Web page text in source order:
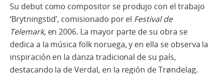
Su debut como compositor se produjo con el trabajo
‘Brytningstid’, comisionado por el Festival de
Telemark, en 2006. La mayor parte de su obra se
dedica a la música folk noruega, y en ella se observa la
inspiración en la danza tradicional de su país,
destacando la de Verdal, en la región de Trøndelag.